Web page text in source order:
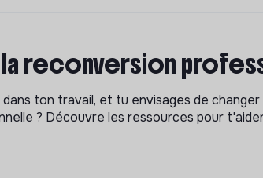
la reconversion
ton travail, et tu envisages de
? Découvre les ressources pour